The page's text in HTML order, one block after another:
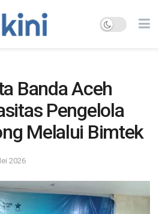
Banda Aceh
Pengelola
Melalui Bimtek
2026